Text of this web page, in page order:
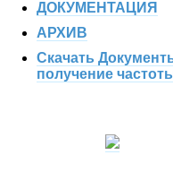
ДОКУМЕНТАЦИЯ
АРХИВ
Скачать
получение